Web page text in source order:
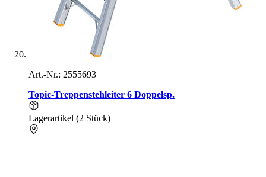
Art.-Nr.: 2555693
Topic-Treppenstehleiter 6 Doppelsp.
Lagerartikel (2 Stück)